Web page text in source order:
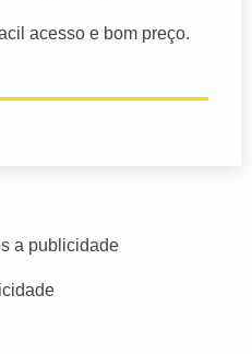
acesso e bom preço.
a publicidade